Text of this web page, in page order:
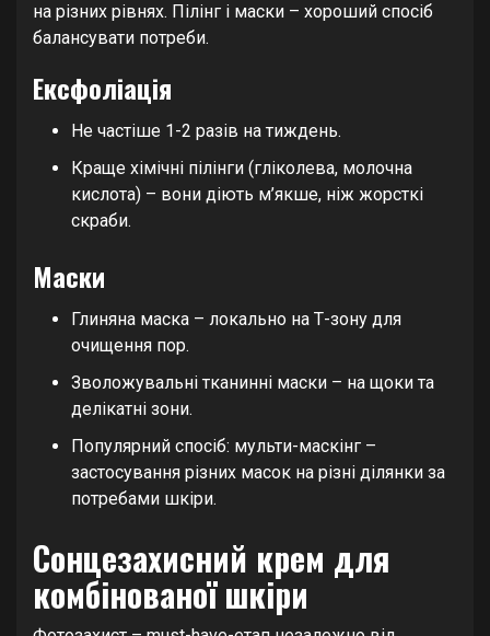
на різних рівнях. Пілінг і маски – хороший спосіб
балансувати потреби.
Ексфоліація
Не частіше 1-2 разів на тиждень.
Краще хімічні пілінги (гліколева, молочна
кислота) – вони діють м’якше, ніж жорсткі
скраби.
Маски
Глиняна маска – локально на Т-зону для
очищення пор.
Зволожувальні тканинні маски – на щоки та
делікатні зони.
Популярний спосіб: мульти-маскінг –
застосування різних масок на різні ділянки за
потребами шкіри.
Сонцезахисний крем для
комбінованої шкіри